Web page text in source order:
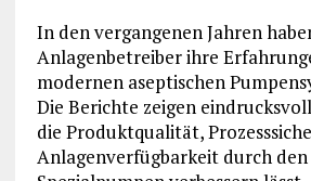
In den vergangenen Jahren
Anlagenbetreiber ihre
modernen aseptischen
Die Berichte zeigen
die Produktqualität,
Anlagenverfügbarkeit durch den